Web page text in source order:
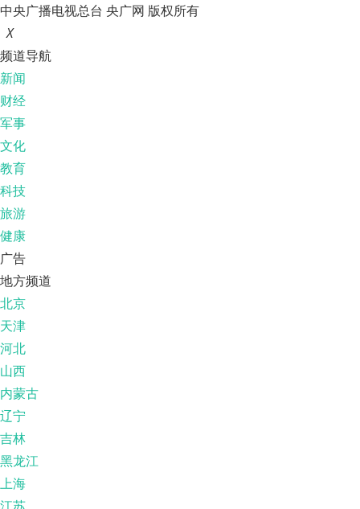
中央广播电视总台 央广网 版权所有
X
频道导航
新闻
财经
军事
文化
教育
科技
旅游
健康
广告
地方频道
北京
天津
河北
山西
内蒙古
辽宁
吉林
黑龙江
上海
江苏